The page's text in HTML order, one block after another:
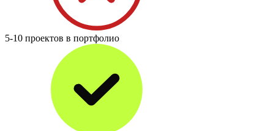
5-10 проектов в портфолио